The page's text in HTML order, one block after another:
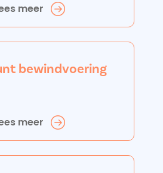
meer
bewindvoering
meer